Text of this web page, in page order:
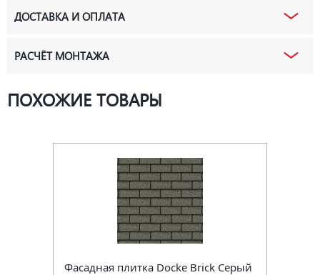
ДОСТАВКА И ОПЛАТА
РАСЧЁТ МОНТАЖА
ПОХОЖИЕ ТОВАРЫ
Фасадная плитка Docke Brick Серый